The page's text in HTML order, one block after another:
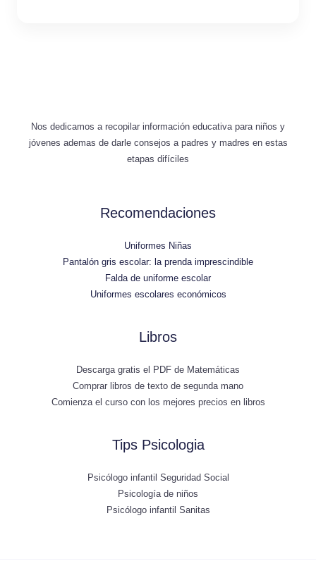
Nos dedicamos a recopilar información educativa para niños y
jóvenes ademas de darle consejos a padres y madres en estas
etapas difíciles
Recomendaciones
Uniformes Niñas
Pantalón gris escolar: la prenda imprescindible
Falda de uniforme escolar
Uniformes escolares económicos
Libros
Descarga gratis el PDF de Matemáticas
Comprar libros de texto de segunda mano
Comienza el curso con los mejores precios en libros
Tips Psicologia
Psicólogo infantil Seguridad Social
Psicología de niños
Psicólogo infantil Sanitas